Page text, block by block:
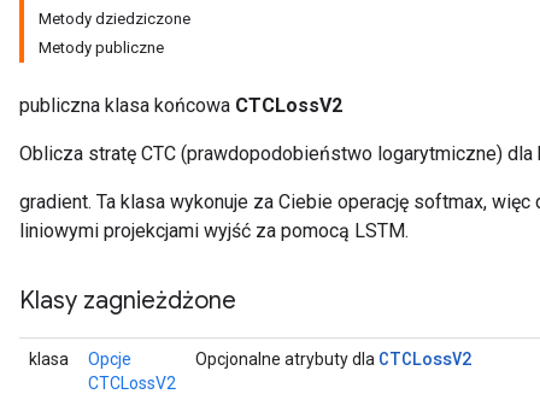
Metody dziedziczone
Metody publiczne
publiczna klasa końcowa CTCLossV2
Oblicza stratę CTC (prawdopodobieństwo logarytmiczne)
gradient. Ta klasa wykonuje za Ciebie operację softmax,
liniowymi projekcjami wyjść za pomocą LSTM.
Klasy zagnieżdżone
klasa
Opcje
CTCLossV2
Opcjonalne atrybuty dla CTCLossV2